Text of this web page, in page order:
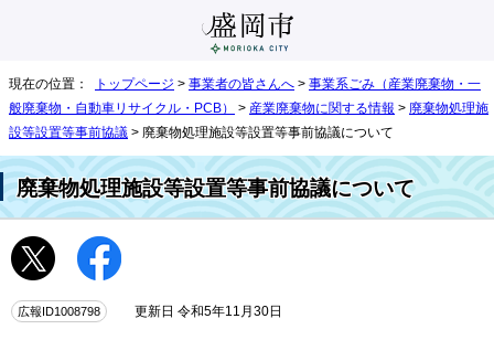
現在の位置： トップページ > 事業者の皆さんへ > 事業系ごみ（産業廃棄物・一
般廃棄物・自動車リサイクル・PCB）
> 産業廃棄物に関する情報 > 廃棄物処理施
設等設置等事前協議 > 廃棄物処理施設等設置等事前協議について
廃棄物処理施設等設置等事前協議について
広報ID1008798 更新日 令和5年11月30日